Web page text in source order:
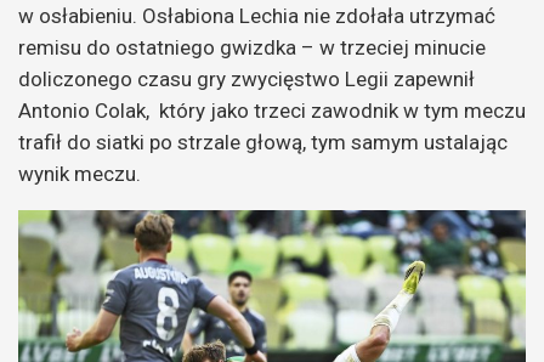
w osłabieniu. Osłabiona Lechia nie zdołała utrzymać
remisu do ostatniego gwizdka – w trzeciej minucie
doliczonego czasu gry zwycięstwo Legii zapewnił
Antonio Colak, który jako trzeci zawodnik w tym meczu
trafił do siatki po strzale głową, tym samym ustalając
wynik meczu.